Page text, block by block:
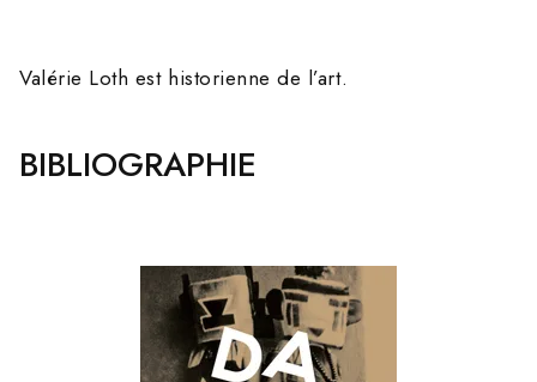
Valérie Loth est historienne de l’art.
BIBLIOGRAPHIE